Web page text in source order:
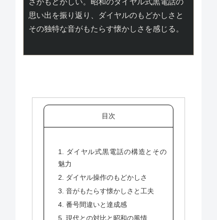
さがもどかしい。 昭和のダイヤル式黒電話の
思い出を振り返り、ダイヤルのもどかしさと
その独特な音がもたらす懐かしさを感じる。
目次
1. ダイヤル式黒電話の構造とその
魅力
2. ダイヤル操作のもどかしさ
3. 音がもたらす懐かしさと工夫
4. 番号間違いと達成感
5. 現代との対比と昭和の風情